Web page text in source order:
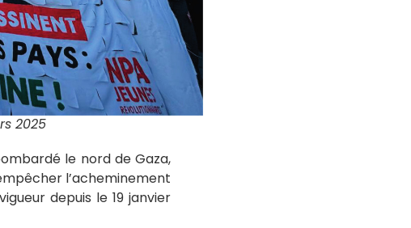
2025
le nord de Gaza,
l’acheminement
depuis le 19 janvier